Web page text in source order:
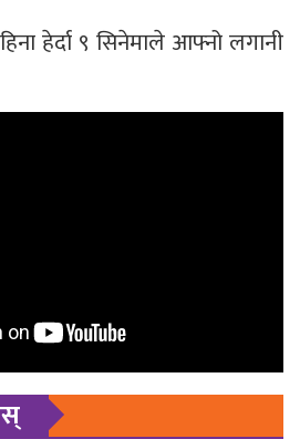
हेर्दा ९ सिनेमाले आफ्नो लगानी